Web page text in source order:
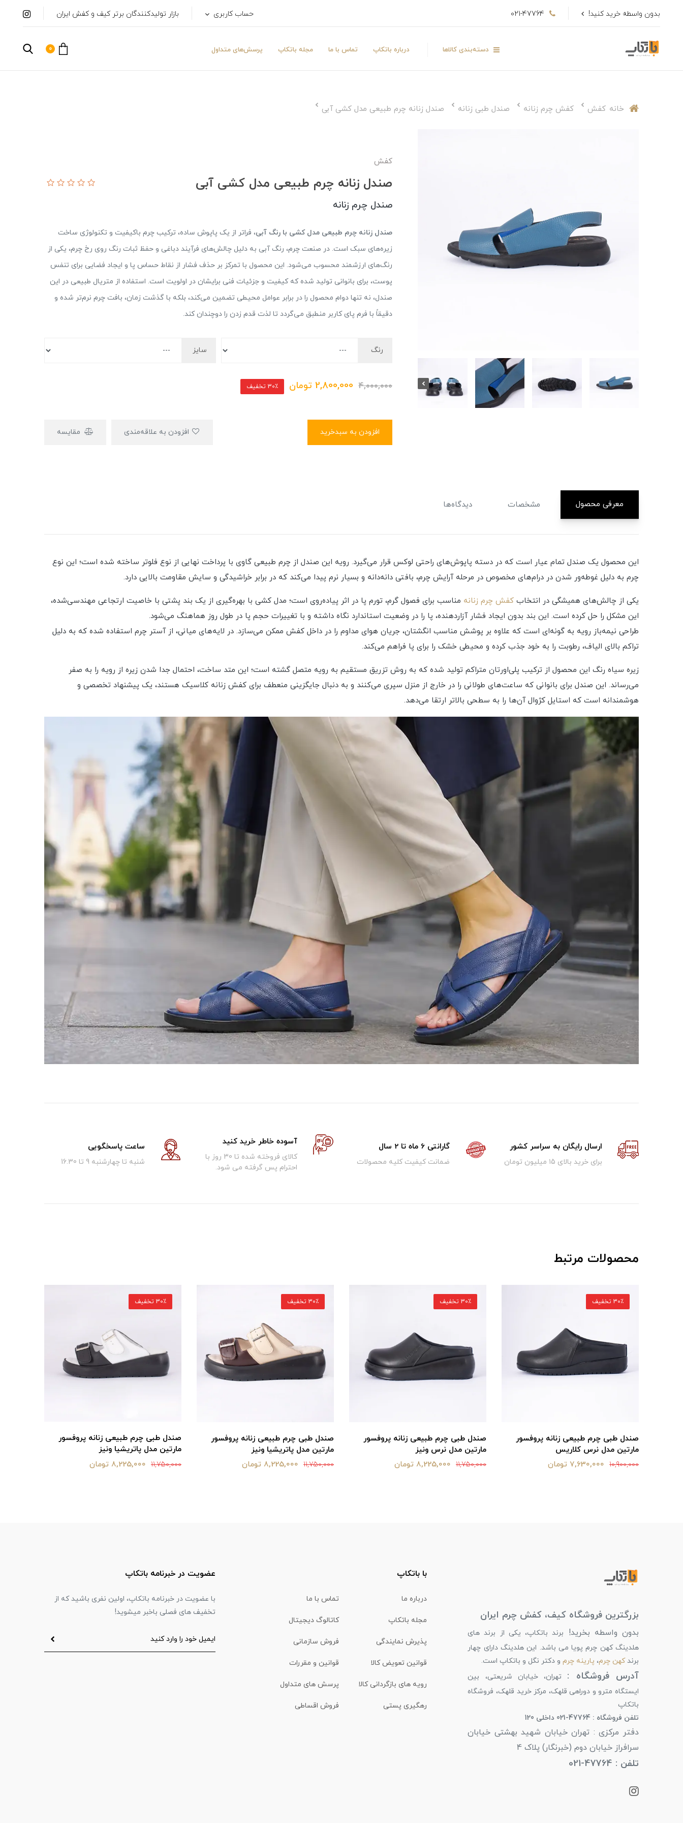
بدون واسطه خرید کنید! 021-47764 حساب کاربری بازار تولیدکنندگان برتر کیف و کفش ایران
دسته‌بندی کالاها درباره باتکاپ تماس با ما مجله باتکاپ پرسش‌های متداول 0
خانه کفش کفش چرم زنانه صندل طبی زنانه صندل زنانه چرم طبیعی مدل کشی آبی
کفش
صندل زنانه چرم طبیعی مدل کشی آبی
صندل چرم زنانه
صندل زنانه چرم طبیعی مدل کشی با رنگ آبی، فراتر از یک پاپوش ساده، ترکیب چرم باکیفیت و تکنولوژی ساخت
زیره‌های سبک است. در صنعت چرم، رنگ آبی به دلیل چالش‌های فرآیند دباغی و حفظ ثبات رنگ روی رخ چرم، یکی از
رنگ‌های ارزشمند محسوب می‌شود. این محصول با تمرکز بر حذف فشار از نقاط حساس پا و ایجاد فضایی برای تنفس
پوست، برای بانوانی تولید شده که کیفیت و جزئیات فنی برایشان در اولویت است. استفاده از متریال طبیعی در این
صندل، نه تنها دوام محصول را در برابر عوامل محیطی تضمین می‌کند، بلکه با گذشت زمان، بافت چرم نرم‌تر شده و
دقیقاً با فرم پای کاربر منطبق می‌گردد تا لذت قدم زدن را دوچندان کند.
رنگ سایز
4,000,000
2,800,000 تومان 30٪ تخفیف
افزودن به سبدخرید مقایسه
معرفی محصول مشخصات دیدگاه‌ها
این محصول یک صندل تمام عیار است که در دسته پاپوش‌های راحتی لوکس قرار می‌گیرد. رویه این صندل از چرم طبیعی گاوی با پرداخت نهایی از نوع فلوتر ساخته شده است؛ این نوع
چرم به دلیل غوطه‌ور شدن در درام‌های مخصوص در مرحله آرایش چرم، بافتی دانه‌دانه و بسیار نرم پیدا می‌کند که در برابر خراشیدگی و سایش مقاومت بالایی دارد.
یکی از چالش‌های همیشگی در انتخاب کفش چرم زنانه مناسب برای فصول گرم، تورم پا در اثر پیاده‌روی است؛ مدل کشی با بهره‌گیری از یک بند پشتی با خاصیت ارتجاعی مهندسی‌شده،
این مشکل را حل کرده است. این بند بدون ایجاد فشار آزاردهنده، پا را در وضعیت استاندارد نگاه داشته و با تغییرات حجم پا در طول روز هماهنگ می‌شود.
طراحی نیمه‌باز رویه به گونه‌ای است که علاوه بر پوشش مناسب انگشتان، جریان هوای مداوم را در داخل کفش ممکن می‌سازد. در لایه‌های میانی، از آستر چرم استفاده شده که به دلیل
تراکم بالای الیاف، رطوبت را به خود جذب کرده و محیطی خشک را برای پا فراهم می‌کند.
زیره سیاه رنگ این محصول از ترکیب پلی‌اورتان متراکم تولید شده که به روش تزریق مستقیم به رویه متصل گشته است؛ این متد ساخت، احتمال جدا شدن زیره از رویه را به صفر
می‌رساند. این صندل برای بانوانی که ساعت‌های طولانی را در خارج از منزل سپری می‌کنند و به دنبال جایگزینی منعطف برای کفش زنانه کلاسیک هستند، یک پیشنهاد تخصصی و
هوشمندانه است که استایل کژوال آن‌ها را به سطحی بالاتر ارتقا می‌دهد.
ارسال رایگان به سراسر کشور
برای خرید بالای ۱5 میلیون تومان
گارانتی 6 ماه تا 2 سال
ضمانت کیفیت کلیه محصولات
آسوده خاطر خرید کنید
کالای فروخته شده تا 30 روز با
احترام پس گرفته می شود.
ساعت پاسخگویی
شنبه تا چهارشنبه 9 تا 16.30
محصولات مرتبط
صندل طبی چرم طبیعی زنانه پروفسور
مارتین مدل نرس کلاریس
10,900,000 7,630,000 تومان
30٪ تخفیف
صندل طبی چرم طبیعی زنانه پروفسور
مارتین مدل نرس ونیز
11,750,000 8,225,000 تومان
30٪ تخفیف
صندل طبی چرم طبیعی زنانه پروفسور
مارتین مدل پاتریشیا ونیز
11,750,000 8,225,000 تومان
30٪ تخفیف
صندل طبی چرم طبیعی زنانه پروفسور
مارتین مدل پاتریشیا ونیز
11,750,000 8,225,000 تومان
30٪ تخفیف
بزرگترین فروشگاه کیف، کفش چرم ایران
بدون واسطه بخرید!
برند باتکاپ، یکی از برند های
هلدینگ کهن چرم پویا می باشد. این هلدینگ دارای چهار
برندکهن چرم، پارینه چرم و دکتر نگل و باتکاپ است.
آدرس فروشگاه : تهران، خیابان شریعتی، بین
ایستگاه مترو و دوراهی قلهک، مرکز خرید قلهک، فروشگاه
باتکاپ
تلفن فروشگاه : 47764-021 داخلی 120
دفتر مرکزی : تهران خیابان شهید بهشتی خیابان
سرافراز خیابان دوم (خبرنگار) پلاک 4
تلفن : 47764-021
با باتکاپ
درباره ما تماس با ما
مجله باتکاپ کاتالوگ دیجیتال
پذیرش نمایندگی فروش سازمانی
قوانین تعویض کالا قوانین و مقررات
رویه های بازگردانی کالا پرسش های متداول
رهگیری پستی فروش اقساطی
عضویت در خبرنامه باتکاپ
با عضویت در خبرنامه باتکاپ، اولین نفری باشید که از
تخفیف های فصلی باخبر میشوید!